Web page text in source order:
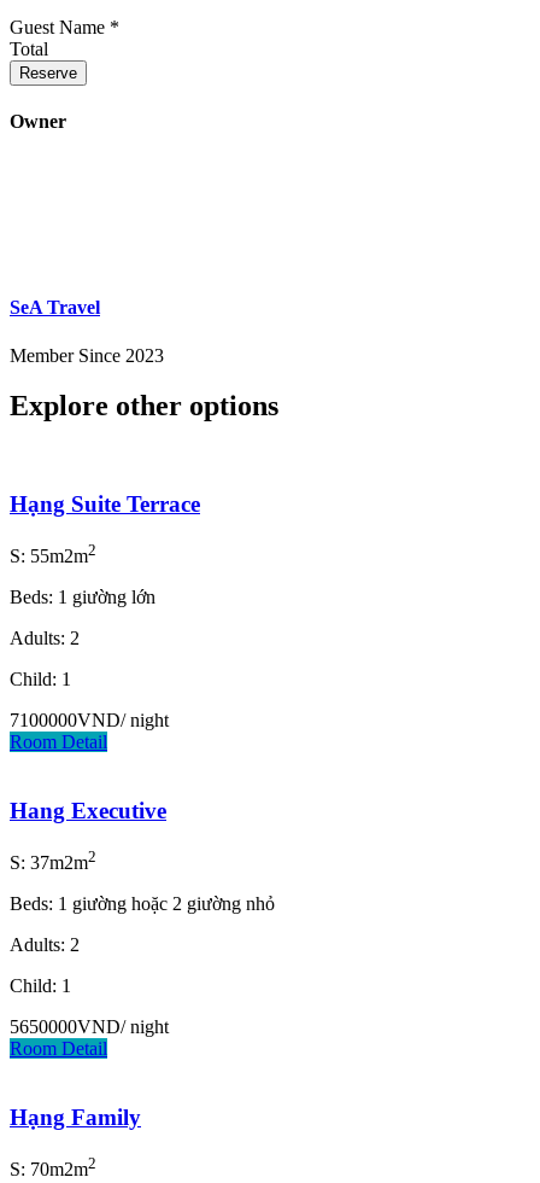
Guest Name *
Total
Reserve
Owner
SeA Travel
Member Since 2023
Explore other options
Hạng Suite Terrace
S: 55m2m2
Beds: 1 giường lớn
Adults: 2
Child: 1
7100000VND/ night
Room Detail
Hang Executive
S: 37m2m2
Beds: 1 giường hoặc 2 giường nhỏ
Adults: 2
Child: 1
5650000VND/ night
Room Detail
Hạng Family
S: 70m2m2